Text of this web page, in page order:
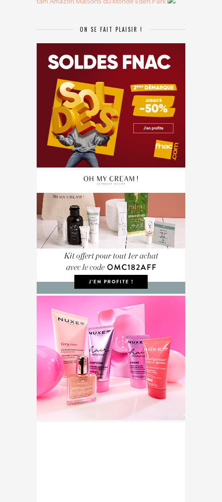
ON SE FAIT PLAISIR !